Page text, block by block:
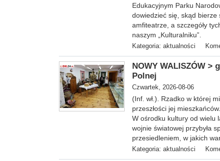
Edukacyjnym Parku
dowiedzieć się, skąd bierze
amfiteatrze, a szczegóły
naszym „Kulturalniku”.
Kategoria: aktualności
NOWY WALISZÓW >
Polnej
Czwartek, 2026-08-06
(Inf. wł.). Rzadko w której
przeszłości jej
W ośrodku kultury od wielu
wojnie światowej przybyła
przesiedleniem, w jakich
Kategoria: aktualności